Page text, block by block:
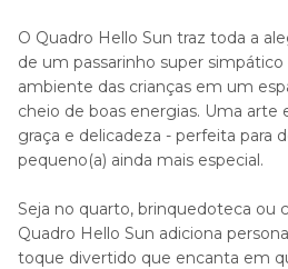
O Quadro Hello Sun traz toda a
de um passarinho super
ambiente das crianças em um
cheio de boas energias. Uma arte
graça e delicadeza - perfeita para
pequeno(a) ainda mais especial.
Seja no quarto, brinquedoteca ou
Quadro Hello Sun adiciona
toque divertido que encanta em